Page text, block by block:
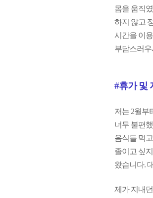
몸을 움직
하지 않고
시간을 이
부담스러
#휴가 및
저는 2월부
너무 불편
음식들 먹
졸이고 싶
왔습니다.
제가 지내